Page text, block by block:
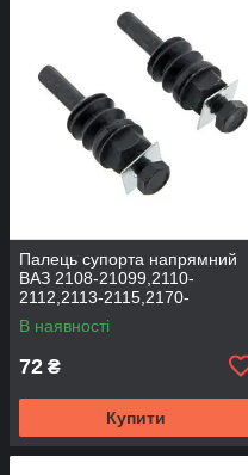
Палець супорта напрямний
ВАЗ 2108-21099,2110-
2112,2113-2115,2170-
2172,2190, 1117-1119 (к-т
2шт) (вир-во BEG-LINE)
В наявності
72 ₴
Купити